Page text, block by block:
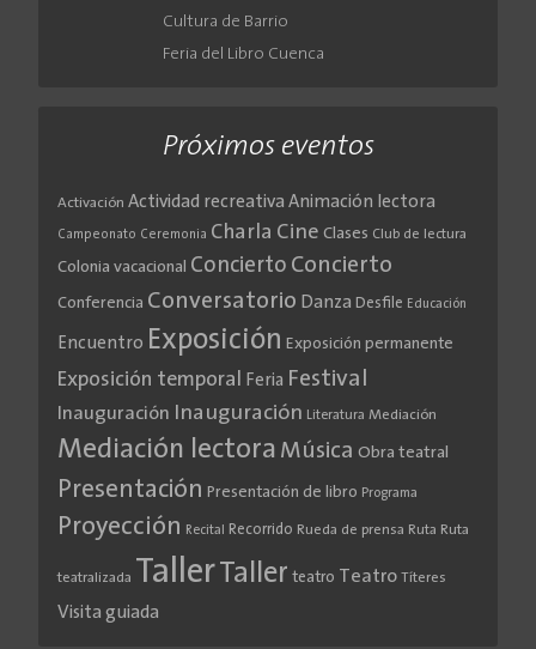
Cultura de Barrio
Feria del Libro Cuenca
Próximos eventos
Activación Actividad recreativa Animación lectora
Campeonato Ceremonia Charla Cine Clases Club de lectura
Colonia vacacional Concierto Concierto
Conferencia Conversatorio Danza Desfile Educación
Encuentro Exposición Exposición permanente
Exposición temporal Feria Festival
Inauguración Inauguración Literatura Mediación
Mediación lectora Música Obra teatral
Presentación Presentación de libro Programa
Proyección Recital Recorrido Rueda de prensa Ruta Ruta
teatralizada Taller Taller teatro Teatro Títeres
Visita guiada